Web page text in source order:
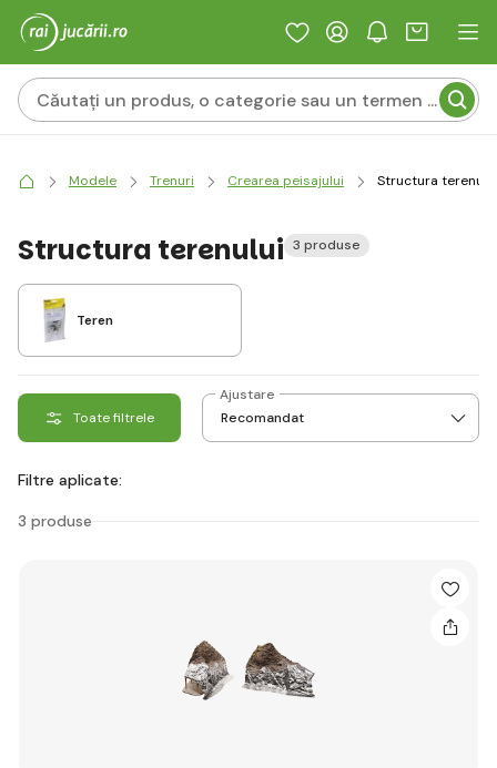
Modele Trenuri Crearea peisajului Structura terenului
Structura terenului 3 produse
Teren
Toate filtrele
Ajustare
Filtre aplicate:
3 produse